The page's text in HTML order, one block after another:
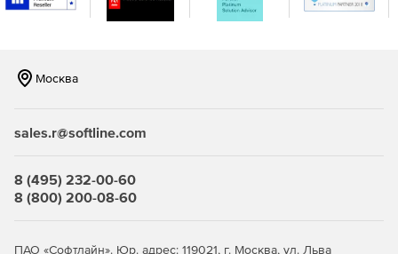
Москва
sales.r@softline.com
8 (495) 232-00-60
8 (800) 200-08-60
ПАО «Софтлайн». Юр. адрес: 119021, г. Москва, ул. Льва